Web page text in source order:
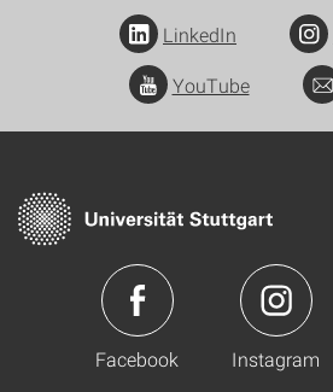
LinkedIn
YouTube
Facebook Instagram